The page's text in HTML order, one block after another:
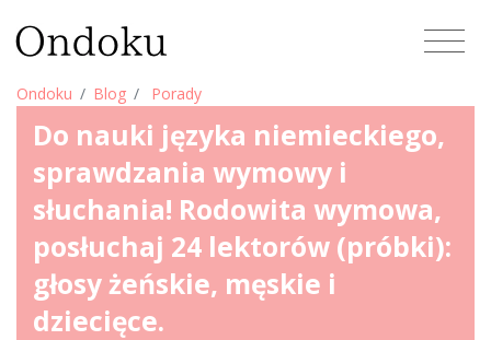
Ondoku Blog Porady
Do nauki języka niemieckiego,
sprawdzania wymowy i
słuchania! Rodowita wymowa,
posłuchaj 24 lektorów (próbki):
głosy żeńskie, męskie i
dziecięce.